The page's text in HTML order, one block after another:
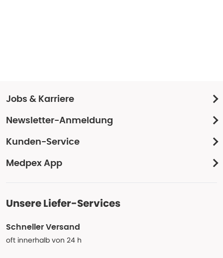
Jobs & Karriere
Newsletter-Anmeldung
Kunden-Service
Medpex App
Unsere Liefer-Services
Schneller Versand
oft innerhalb von 24 h